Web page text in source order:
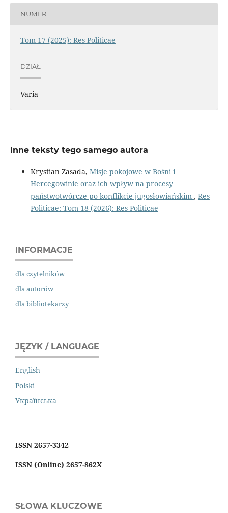
NUMER
Tom 17 (2025): Res Politicae
DZIAŁ
Varia
Inne teksty tego samego autora
Krystian Zasada, Misje pokojowe w Bośni i
Hercegowinie oraz ich wpływ na procesy
państwotwórcze po konflikcie jugosłowiańskim , Res
Politicae: Tom 18 (2026): Res Politicae
INFORMACJE
dla czytelników
dla autorów
dla bibliotekarzy
JĘZYK / LANGUAGE
English
Polski
Українська
ISSN 2657-3342
ISSN (Online) 2657-862X
SŁOWA KLUCZOWE